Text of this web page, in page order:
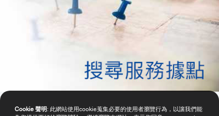
Cookie 聲明 : 此網站使用cookie蒐集必要的使用者瀏覽行為，以讓我們能